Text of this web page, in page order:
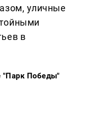
уличные
в
"Парк Победы"